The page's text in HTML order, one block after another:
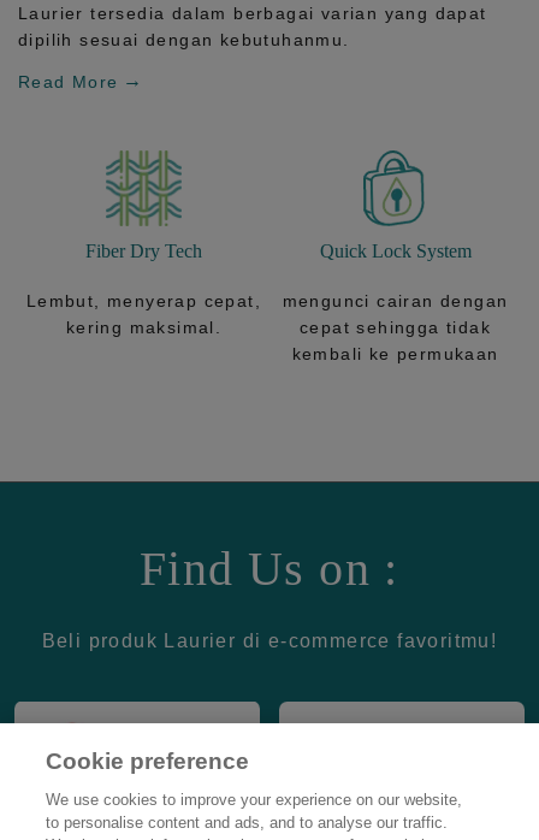
Laurier tersedia dalam berbagai varian yang dapat
dipilih sesuai dengan kebutuhanmu.
Read More
Fiber Dry Tech
Lembut, menyerap cepat,
kering maksimal.
Quick Lock System
mengunci cairan dengan
cepat sehingga tidak
kembali ke permukaan
Find Us on :
Beli produk Laurier di e-commerce favoritmu!
Cookie preference
We use cookies to improve your experience on our website,
to personalise content and ads, and to analyse our traffic.